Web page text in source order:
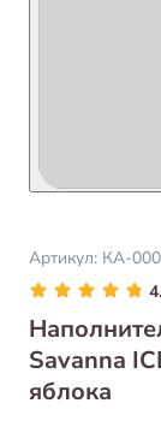
Артикул: КА-
Savanna
яблока